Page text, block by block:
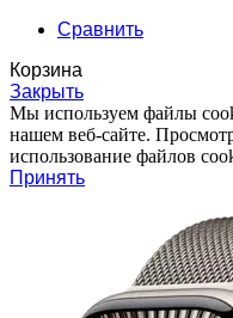
Сравнить
Корзина
Закрыть
Мы используем файлы
нашем веб-сайте.
использование файлов
Принять